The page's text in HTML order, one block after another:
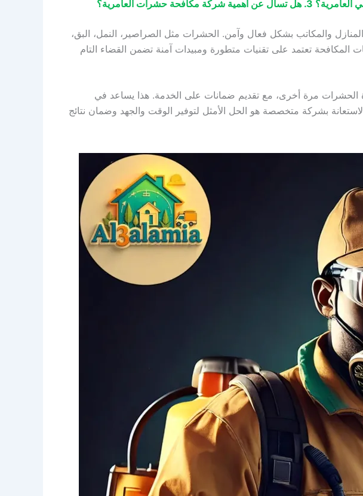
والمكاتب بشكل فعال وآمن. الحشرات مثل الصراصير، النمل، البق،
تعتمد على تقنيات متطورة ومبيدات آمنة تضمن القضاء التام
الحشرات مرة أخرى، مع تقديم ضمانات على الخدمة. هذا يساعد في
بشركة متخصصة هو الحل الأمثل لتوفير الوقت والجهد وضمان نتائج